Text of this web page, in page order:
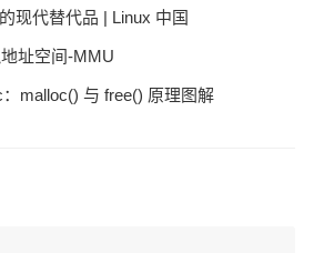
现代替代品 | Linux 中国
址空间-MMU
malloc() 与 free() 原理图解